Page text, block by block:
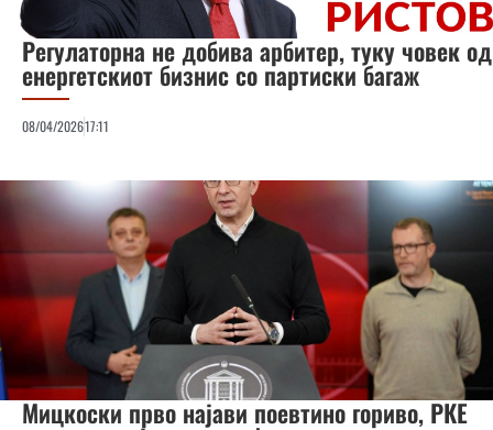
Регулаторна не добива арбитер, туку човек од
енергетскиот бизнис со партиски багаж
08/04/202617:11
Мицкоски прво најави поевтино гориво, РКЕ